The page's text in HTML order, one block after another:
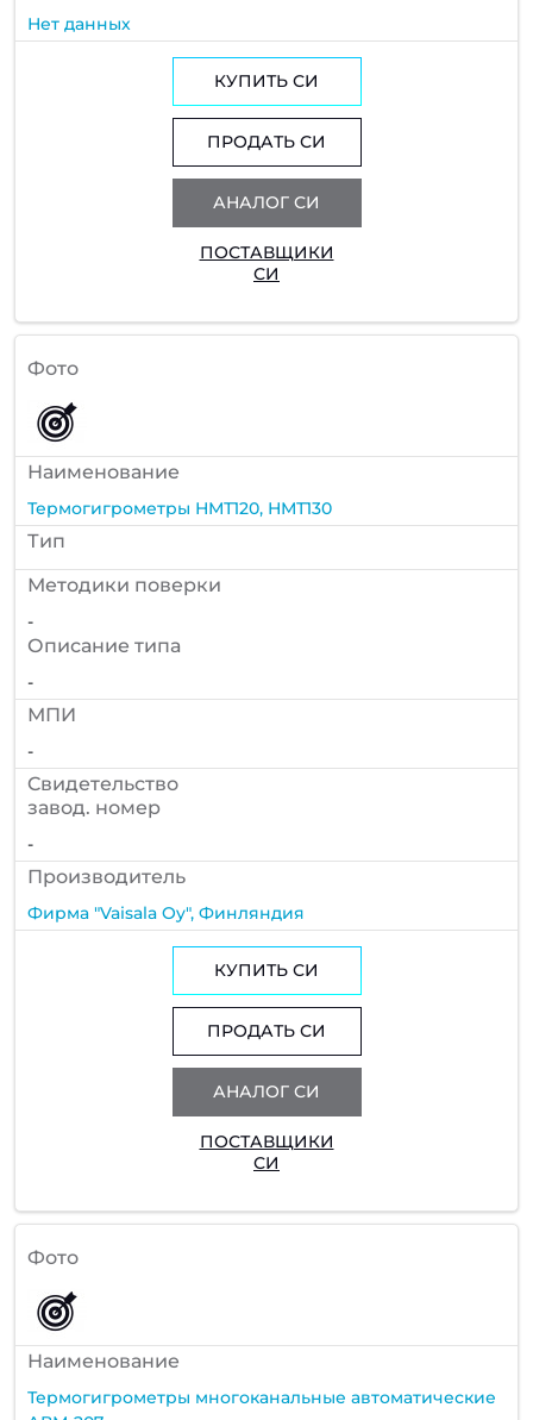
Нет данных
КУПИТЬ СИ
ПРОДАТЬ СИ
АНАЛОГ СИ
ПОСТАВЩИКИ
СИ
Фото
Наименование
Термогигрометры НМТ120, НМТ130
Тип
Методики поверки
-
Описание типа
-
МПИ
-
Cвидетельство
завод. номер
-
Производитель
Фирма "Vaisala Oy", Финляндия
КУПИТЬ СИ
ПРОДАТЬ СИ
АНАЛОГ СИ
ПОСТАВЩИКИ
СИ
Фото
Наименование
Термогигрометры многоканальные автоматические